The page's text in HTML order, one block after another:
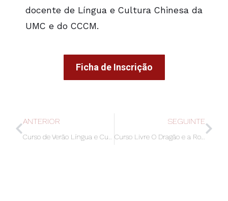
docente de Língua e Cultura Chinesa da
UMC e do CCCM.
Ficha de Inscrição
ANTERIOR SEGUINTE
Curso Livre O Dragão e a Rota da Seda